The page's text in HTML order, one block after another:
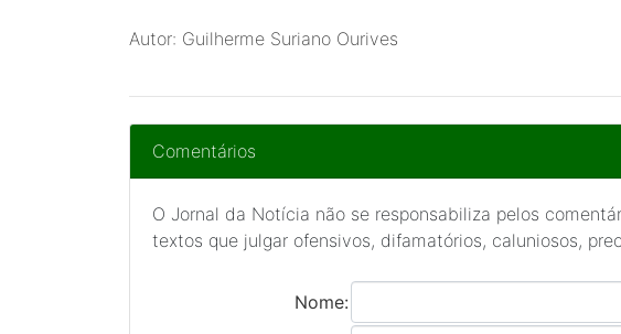
Autor: Guilherme Suriano Ourives
Comentários
O Jornal da Notícia não se responsabiliza pelos
textos que julgar ofensivos, difamatórios, caluniosos,
Nome: